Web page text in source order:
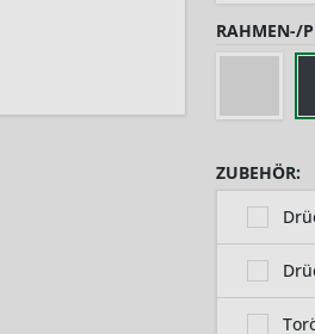
RAHMEN-/
ZUBEHÖR: